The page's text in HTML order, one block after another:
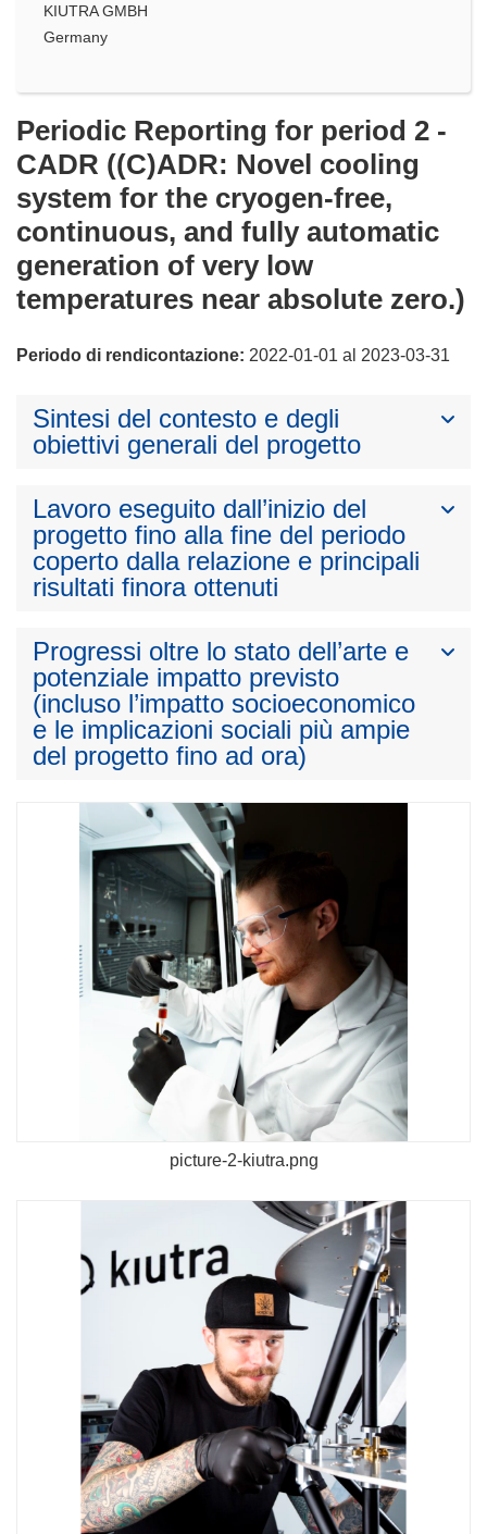
KIUTRA GMBH
Germany
Periodic Reporting for period 2 -
CADR ((C)ADR: Novel cooling
system for the cryogen-free,
continuous, and fully automatic
generation of very low
temperatures near absolute zero.)
Periodo di rendicontazione: 2022-01-01 al 2023-03-31
Sintesi del contesto e degli
obiettivi generali del progetto
Lavoro eseguito dall’inizio del
progetto fino alla fine del periodo
coperto dalla relazione e principali
risultati finora ottenuti
Progressi oltre lo stato dell’arte e
potenziale impatto previsto
(incluso l’impatto socioeconomico
e le implicazioni sociali più ampie
del progetto fino ad ora)
picture-2-kiutra.png